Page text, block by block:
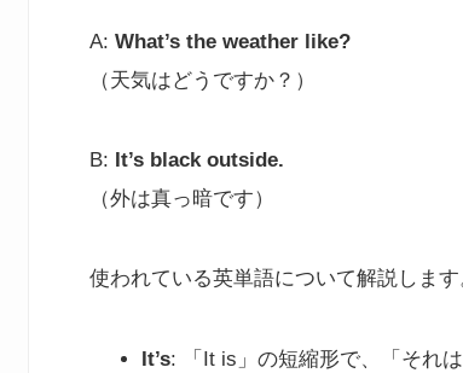
A: What’s the weather like?
（天気はどうですか？）
B: It’s black outside.
（外は真っ暗です）
使われている英単語について解説します
It’s: 「It is」の短縮形で、「それ